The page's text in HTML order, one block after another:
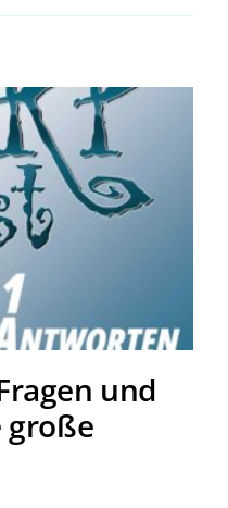
Fragen und
die große
und
große